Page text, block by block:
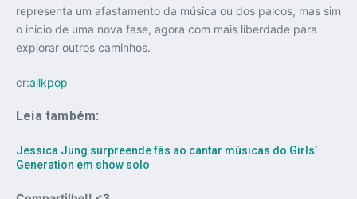
representa um afastamento da música ou dos palcos, mas sim
o início de uma nova fase, agora com mais liberdade para
explorar outros caminhos.
cr:allkpop
Leia também:
Jessica Jung surpreende fãs ao cantar músicas do Girls’
Generation em show solo